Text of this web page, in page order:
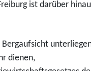
ist darüber
dienen,